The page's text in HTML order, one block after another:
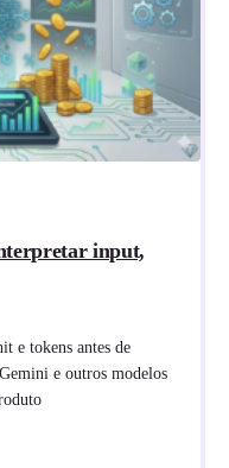
input,
e tokens antes de
e outros modelos